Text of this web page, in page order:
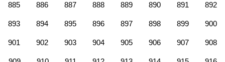
885 886 887 888 889 890 891 892
893 894 895 896 897 898 899 900
901 902 903 904 905 906 907 908